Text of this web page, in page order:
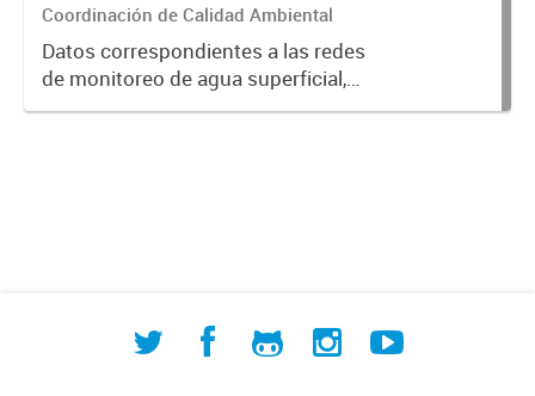
Coordinación de Calidad Ambiental
Datos correspondientes a las redes
de monitoreo de agua superficial,
subterránea y humedales (cuerpos